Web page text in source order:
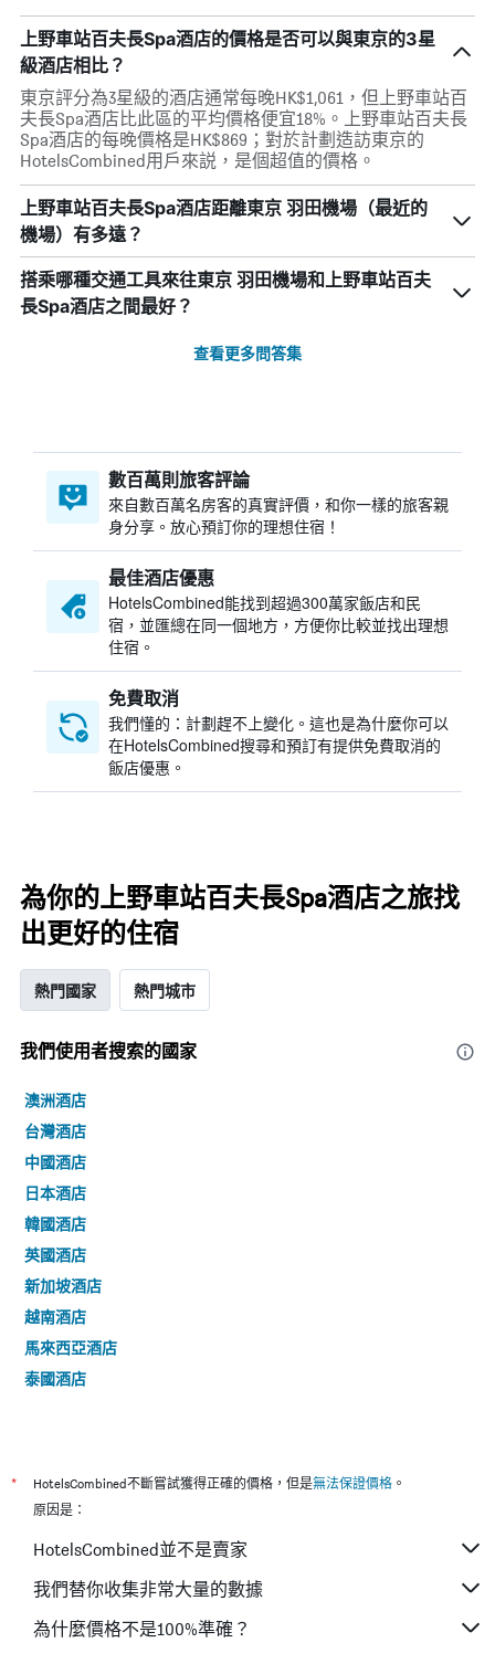
上野車站百夫長Spa酒店的價格是否可以與東京的3星
級酒店相比？
東京評分為3星級的酒店通常每晚HK$1,061，但上野車站百
夫長Spa酒店比此區的平均價格便宜18%。上野車站百夫長
Spa酒店的每晚價格是HK$869；對於計劃造訪東京的
HotelsCombined用戶來説，是個超值的價格。
上野車站百夫長Spa酒店距離東京 羽田機場（最近的
機場）有多遠？
搭乘哪種交通工具來往東京 羽田機場和上野車站百夫
長Spa酒店之間最好？
查看更多問答集
數百萬則旅客評論
來自數百萬名房客的真實評價，和你一樣的旅客親
身分享。放心預訂你的理想住宿！
最佳酒店優惠
HotelsCombined​能找到超過300萬家飯店和民
宿，並匯總在同一個地方，方便你比較並找出理想
住宿。
免費取消
我們懂的：計劃趕不上變化。這也是為什麼你可以
在HotelsCombined搜尋和預訂有提供免費取消的
飯店優惠。
為你的上野車站百夫長Spa酒店之旅找
出更好的住宿
熱門國家 熱門城市
我們使用者搜索的國家
澳洲酒店
台灣酒店
中國酒店
日本酒店
韓國酒店
英國酒店
新加坡酒店
越南酒店
馬來西亞酒店
泰國酒店
* HotelsCombined不斷嘗試獲得正確的價格，但是無法保證價格 。
原因是：
HotelsCombined並不是賣家
我們替你收集非常大量的數據
為什麼價格不是100%準確？